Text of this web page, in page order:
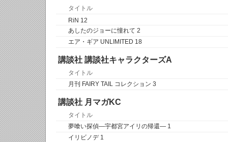
タイトル
RiN 12
あしたのジョーに憧れて 2
エア・ギア UNLIMITED 18
講談社 講談社キャラクターズA
タイトル
月刊 FAIRY TAIL コレクション 3
講談社 月マガKC
タイトル
夢喰い探偵―宇都宮アイリの帰還― 1
イリビノデ 1